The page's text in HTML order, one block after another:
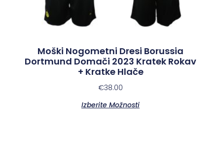
Moški Nogometni Dresi Borussia
Dortmund Domači 2023 Kratek Rokav
+ Kratke Hlače
€38.00
Izberite Možnosti